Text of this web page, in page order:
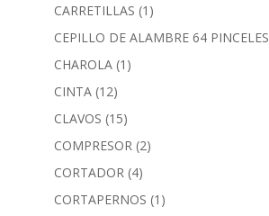
CARRETILLAS (1)
CEPILLO DE ALAMBRE 64 PINCELES
CHAROLA (1)
CINTA (12)
CLAVOS (15)
COMPRESOR (2)
CORTADOR (4)
CORTAPERNOS (1)